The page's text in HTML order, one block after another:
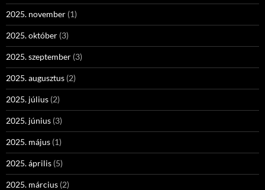
2025. november (1)
2025. október (3)
2025. szeptember (3)
2025. augusztus (2)
2025. július (2)
2025. június (3)
2025. május (1)
2025. április (5)
2025. március (2)